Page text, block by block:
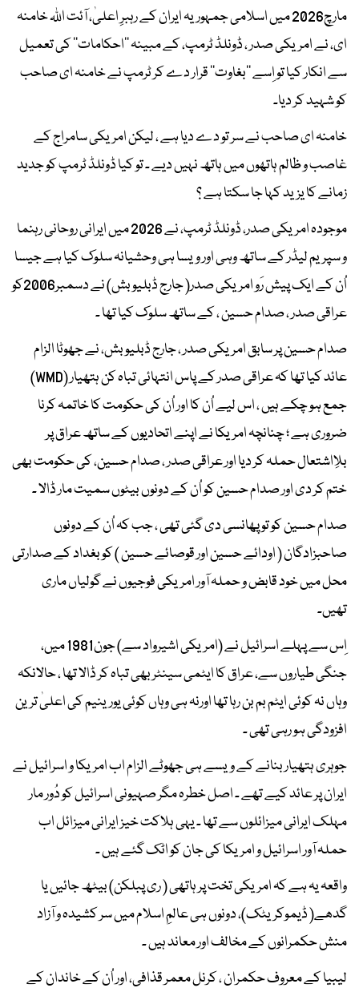
مارچ2026 میں اسلامی جمہوریہ ایران کے رہبرِ اعلیٰ، آئت اللہ خامنہ
ای، نے امریکی صدر ، ڈونلڈ ٹرمپ، کے مبینہ ’’احکامات‘‘ کی تعمیل
سے انکار کیا تو اِسے ’’بغاوت‘‘ قرار دے کر ٹرمپ نے خامنہ ای صاحب
کو شہید کر دیا۔
خامنہ ای صاحب نے سر تو دے دیا ہے ، لیکن امریکی سامراج کے
غاصب و ظالم ہاتھوں میں ہاتھ نہیں دیے ۔ تو کیا ڈونلڈ ٹرمپ کو جدید
زمانے کا یزید کہا جا سکتا ہے ؟
موجودہ امریکی صدر، ڈونلڈ ٹرمپ، نے 2026 میں ایرانی روحانی رہنما
و سپریم لیڈر کے ساتھ وہی اور ویسا ہی وحشیانہ سلوک کیا ہے جیسا
اُن کے ایک پیش رَو امریکی صدر( جارج ڈبلیو بش) نے دسمبر2006کو
عراقی صدر ، صدام حسین ، کے ساتھ سلوک کیا تھا ۔
صدام حسین پر سابق امریکی صدر ، جارج ڈبلیو بش، نے جھوٹا الزام
عائد کیا تھا کہ عراقی صدر کے پاس انتہائی تباہ کن ہتھیار (WMD)
جمع ہو چکے ہیں ، اس لیے اُن کا اور اُن کی حکومت کا خاتمہ کرنا
ضروری ہے ؛ چنانچہ امریکا نے اپنے اتحادیوں کے ساتھ عراق پر
بلِااشتعال حملہ کر دیا اور عراقی صدر ، صدام حسین، کی حکومت بھی
ختم کر دی اور صدام حسین کو اُن کے دونوں بیٹوں سمیت مار ڈالا ۔
صدام حسین کو تو پھانسی دی گئی تھی ، جب کہ اُن کے دونوں
صاحبزادگان ( اودائے حسین اور قوصائے حسین ) کو بغداد کے صدارتی
محل میں خود قابض و حملہ آور امریکی فوجیوں نے گولیاں ماری
تھیں۔
اِس سے پہلے اسرائیل نے (امریکی اشیرواد سے) جون1981 میں،
جنگی طیاروں سے، عراق کا ایٹمی سینٹر بھی تباہ کر ڈالا تھا ، حالانکہ
وہاں نہ کوئی ایٹم بم بن رہا تھا اورنہ ہی وہاں کوئی یورینیم کی اعلیٰ ترین
افزودگی ہو رہی تھی ۔
جوہری ہتھیار بنانے کے ویسے ہی جھوٹے الزام اب امریکا و اسرائیل نے
ایران پر عائد کیے تھے ۔ اصل خطرہ مگر صہیونی اسرائیل کو دُور مار
مہلک ایرانی میزائلوں سے تھا ۔ یہی ہلاکت خیز ایرانی میزائل اب
حملہ آور اسرائیل و امریکا کی جان کو اٹک گئے ہیں ۔
واقعہ یہ ہے کہ امریکی تخت پر ہاتھی ( ری پبلکن) بیٹھ جائیں یا
گدھے( ڈیموکریٹک)، دونوں ہی عالمِ اسلام میں سر کشیدہ و آزاد
منش حکمرانوں کے مخالف اور معاند ہیں ۔
لیبیا کے معروف حکمران ، کرنل معمر قذافی، اور اُن کے خاندان کے